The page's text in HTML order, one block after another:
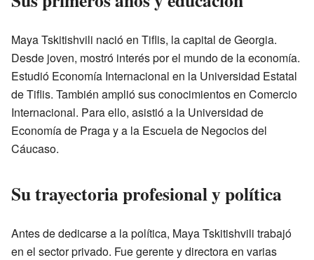
Maya Tskitishvili nació en Tiflis, la capital de Georgia.
Desde joven, mostró interés por el mundo de la economía.
Estudió Economía Internacional en la Universidad Estatal
de Tiflis. También amplió sus conocimientos en Comercio
Internacional. Para ello, asistió a la Universidad de
Economía de Praga y a la Escuela de Negocios del
Cáucaso.
Su trayectoria profesional y política
Antes de dedicarse a la política, Maya Tskitishvili trabajó
en el sector privado. Fue gerente y directora en varias